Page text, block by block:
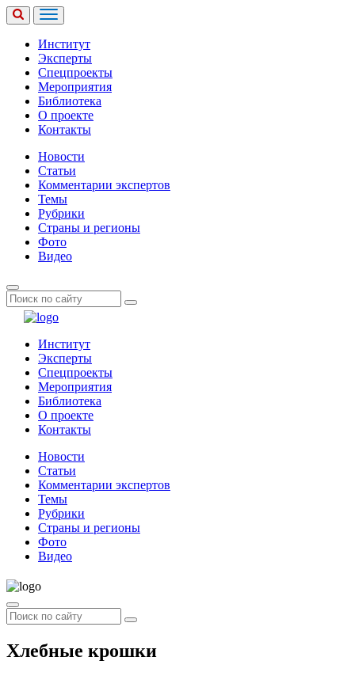
Институт
Эксперты
Спецпроекты
Мероприятия
Библиотека
О проекте
Контакты
Новости
Статьи
Комментарии экспертов
Темы
Рубрики
Страны и регионы
Фото
Видео
Институт
Эксперты
Спецпроекты
Мероприятия
Библиотека
О проекте
Контакты
Новости
Статьи
Комментарии экспертов
Темы
Рубрики
Страны и регионы
Фото
Видео
Хлебные крошки